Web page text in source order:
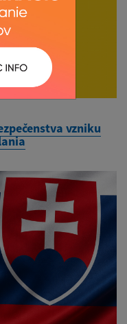
vzniku